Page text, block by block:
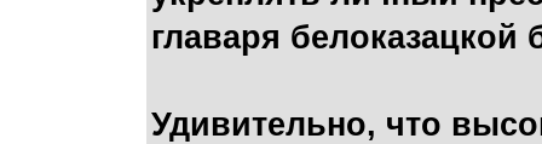
главаря белоказацкой
Удивительно, что